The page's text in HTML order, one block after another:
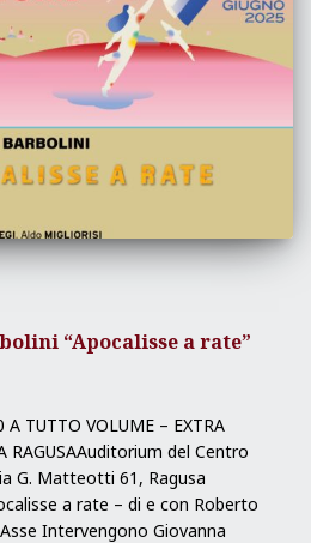
“Apocalisse a rate”
TUTTO VOLUME – EXTRA
RAGUSAAuditorium del Centro
G. Matteotti 61, Ragusa
a rate – di e con Roberto
Intervengono Giovanna